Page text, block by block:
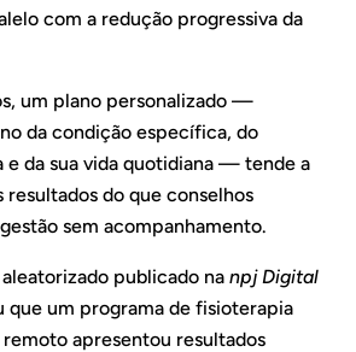
com a redução progressiva da
um plano personalizado —
da condição específica, do
e da sua vida quotidiana — tende a
do que conselhos
sem acompanhamento.
publicado na npj Digital
que um programa de fisioterapia
apresentou resultados